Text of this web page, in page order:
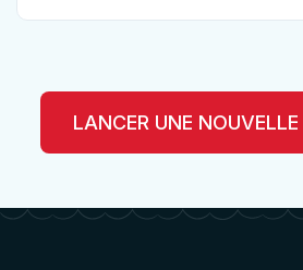
LANCER UNE NOUVELLE